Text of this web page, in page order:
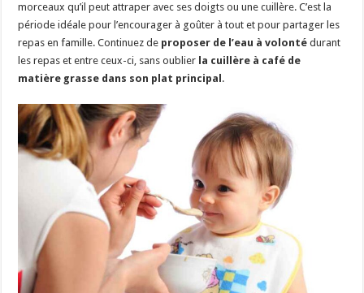
morceaux qu’il peut attraper avec ses doigts ou une cuillère. C’est la
période idéale pour l’encourager à goûter à tout et pour partager les
repas en famille. Continuez de proposer de l’eau à volonté durant
les repas et entre ceux-ci, sans oublier la cuillère à café de
matière grasse dans son plat principal .